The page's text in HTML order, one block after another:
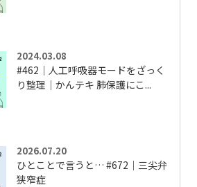
2024.03.08
#462｜人工呼吸器モードをざっく
り整理｜かんテキ 肺保護にこ...
2026.07.20
ひとことで言うと… #672｜三尖弁
狭窄症